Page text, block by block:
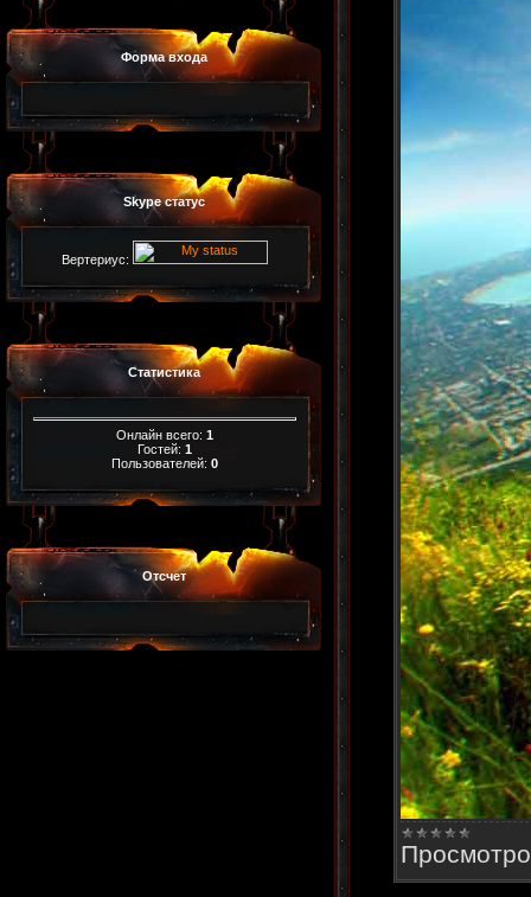
Форма входа
Skype статус
Вертериус:
Статистика
Онлайн всего: 1
Гостей: 1
Пользователей: 0
Отсчет